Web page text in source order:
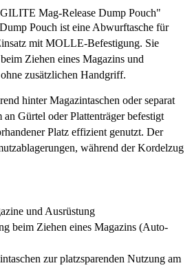
Mag-Release Dump Pouch"
Pouch ist eine Abwurftasche für
mit MOLLE-Befestigung. Sie
Ziehen eines Magazins und
zusätzlichen Handgriff.
hinter Magazintaschen oder separat
Gürtel oder Plattenträger befestigt
Platz effizient genutzt. Der
während der Kordelzug
und Ausrüstung
beim Ziehen eines Magazins (Auto-
zur platzsparenden Nutzung am